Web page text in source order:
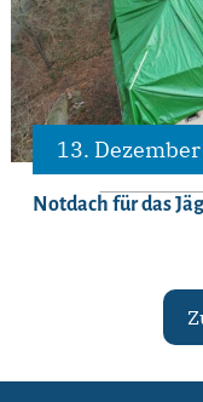
13.
Notdach für das